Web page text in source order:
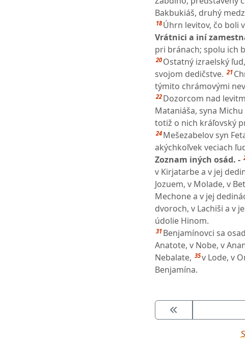
Bakbukiáš, druhý
18 Úhrn levitov, čo boli
Vrátnici a iní
pri bránach; spolu ich
20 Ostatný izraelský
svojom dedičstve. 21
týmito chrámovými
22 Dozorcom nad
Mataniáša, syna
totiž o nich kráľovský
24 Mešezabelov syn
akýchkoľvek veciach
Zoznam iných osád. -
v Kirjatarbe a v jej
Jozuem, v Molade, v
Mechone a v jej
dvoroch, v Lachiši a v
údolie Hinom.
31 Benjamínovci sa
Anatote, v Nobe, v
Nebalate, 35v Lode, v
Benjamína.